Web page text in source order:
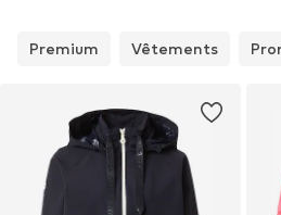
Premium Vêtements